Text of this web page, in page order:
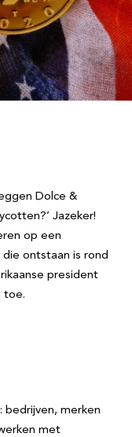
Dolce &
Jazeker!
op een
ontstaan is rond
president
toe.
bedrijven, merken
met